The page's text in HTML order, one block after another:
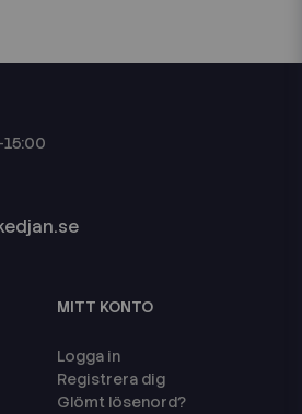
15:00
MITT KONTO
Logga in
Registrera dig
Glömt lösenord?